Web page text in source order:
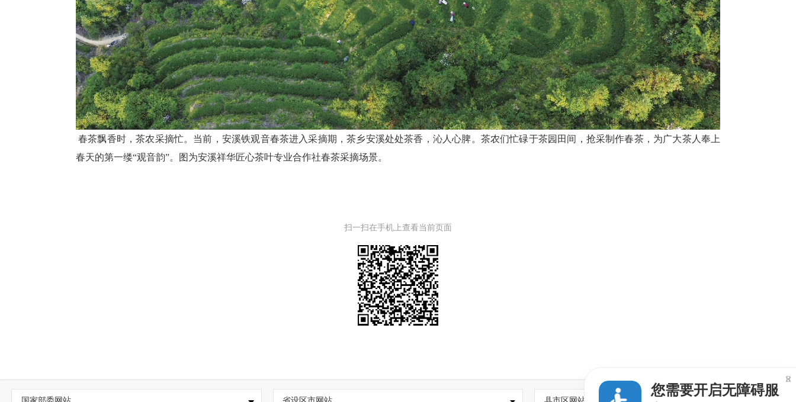
春茶飘香时，茶农采摘忙。当前，安溪铁观音春茶进入采摘期，茶乡安溪处处茶香，沁人心脾。茶农们忙碌于茶园田间，抢采制作春茶，为广大茶人奉上
春天的第一缕“观音韵”。图为安溪祥华匠心茶叶专业合作社春茶采摘场景。
扫一扫在手机上查看当前页面
您需要开启无障碍服
